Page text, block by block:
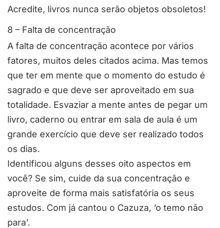
Acredite, livros nunca serão objetos obsoletos!
8 – Falta de concentração
A falta de concentração acontece por vários
fatores, muitos deles citados acima. Mas temos
que ter em mente que o momento do estudo é
sagrado e que deve ser aproveitado em sua
totalidade. Esvaziar a mente antes de pegar um
livro, caderno ou entrar em sala de aula é um
grande exercício que deve ser realizado todos
os dias.
Identificou alguns desses oito aspectos em
você? Se sim, cuide da sua concentração e
aproveite de forma mais satisfatória os seus
estudos. Com já cantou o Cazuza, ‘o temo não
para’.